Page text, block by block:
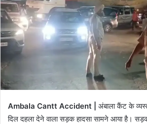
Ambala Cantt Accident |
अंबाला कैंट के
दिल दहला देने वाला सड़क हादसा सामने आया है।